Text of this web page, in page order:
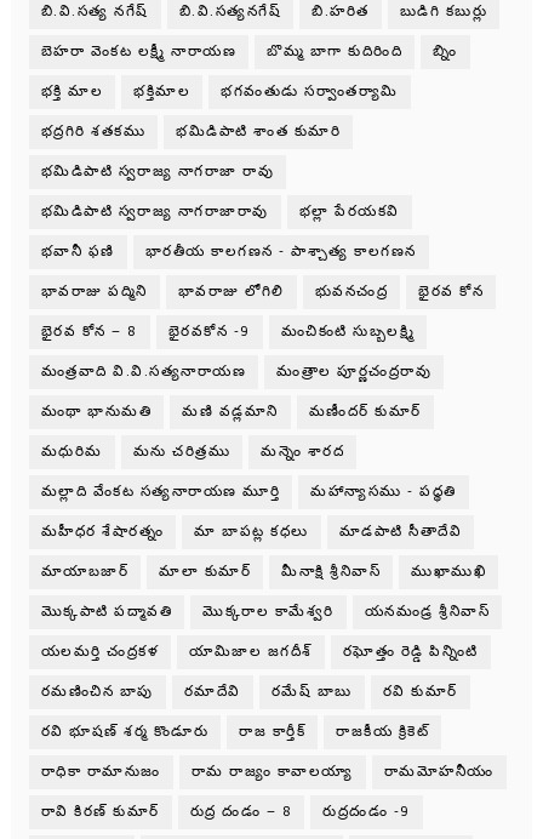
బి.వి.సత్య నగేష్ బి.వి.సత్యనగేష్ బి.హరిత బుడిగి కబుర్లు
బెహరా వెంకట లక్ష్మీ నారాయణ బొమ్మ బాగా కుదిరింది బ్నిం
భక్తి మాల భక్తిమాల భగవంతుడు సర్వాంతర్యామి
భద్రగిరి శతకము భమిడిపాటి శాంత కుమారి
భమిడిపాటి స్వరాజ్య నాగరాజా రావు
భమిడిపాటి స్వరాజ్య నాగరాజారావు భల్లా పేరయకవి
భవానీ ఫణి భారతీయ కాలగణన - పాశ్చాత్య కాలగణన
భావరాజు పద్మిని భావరాజు లోగిలి భువనచంద్ర భైరవ కోన
భైరవ కోన – 8 భైరవకోన -9 మంచికంటి సుబ్బలక్ష్మి
మంత్రవాది వి.వి.సత్యనారాయణ మంత్రాల పూర్ణచంద్రరావు
మంథా భానుమతి మణి వడ్లమాని మణీందర్ కుమార్
మధురిమ మను చరిత్రము మన్నెం శారద
మల్లాది వేంకట సత్యనారాయణ మూర్తి మహాన్యాసము - పధ్ధతి
మహీధర శేషారత్నం మా బాపట్ల కధలు మాడపాటి సీతాదేవి
మాయాబజార్ మాలా కుమార్ మీనాక్షి శ్రీనివాస్ ముఖాముఖి
మొక్కపాటి పద్మావతి మొక్కరాల కామేశ్వరి యనమండ్ర శ్రీనివాస్
యలమర్తి చంద్రకళ యామిజాల జగదీశ్ రఘోత్తం రెడ్డి పిన్నింటి
రమణించిన బాపు రమాదేవి రమేష్ బాబు రవి కుమార్
రవి భూషణ్ శర్మ కొండూరు రాజ కార్తీక్ రాజకీయ క్రికెట్
రాధికా రామానుజం రామ రాజ్యం కావాలయ్యా రామమోహనీయం
రావి కిరణ్ కుమార్ రుద్ర దండం – 8 రుద్రదండం -9